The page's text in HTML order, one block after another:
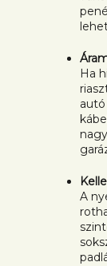
Ha
A